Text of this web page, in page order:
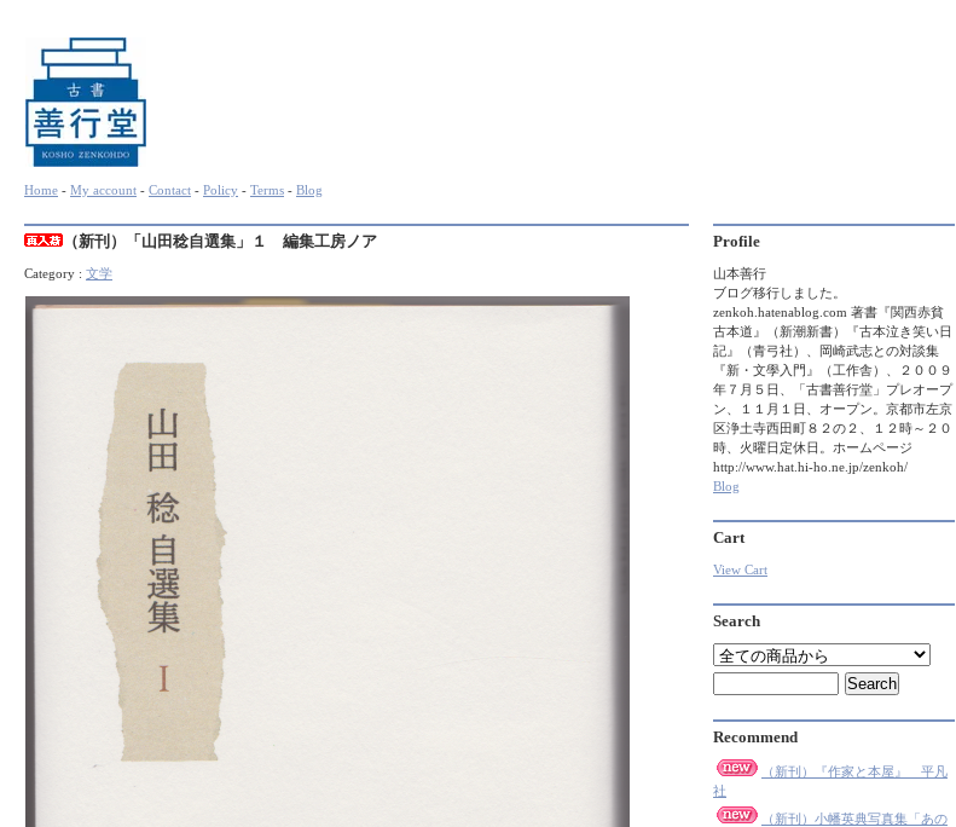
Home - My account - Contact - Policy - Terms - Blog
（新刊）「山田稔自選集」１ 編集工房ノア
Category : 文学
Profile
山本善行
ブログ移行しました。
zenkoh.hatenablog.com 著書『関西赤貧
古本道』（新潮新書）『古本泣き笑い日
記』（青弓社）、岡崎武志との対談集
『新・文學入門』（工作舎）、２００９
年７月５日、「古書善行堂」プレオープ
ン、１１月１日、オープン。京都市左京
区浄土寺西田町８２の２、１２時～２０
時、火曜日定休日。ホームページ
http://www.hat.hi-ho.ne.jp/zenkoh/
Blog
Cart
View Cart
Search
Recommend
（新刊）『作家と本屋』 平凡
社
（新刊）小幡英典写真集「あの